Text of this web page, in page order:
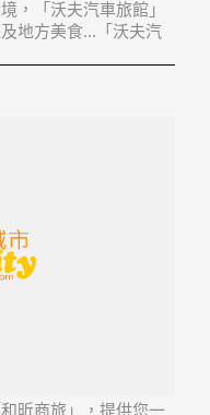
，「沃夫汽車旅館」
地方美食...「沃夫汽
昕商旅」，提供您一